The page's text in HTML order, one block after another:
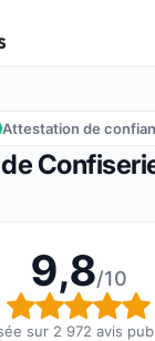
10
Attestation de
9,8/10
Note
sur 2 972 avis